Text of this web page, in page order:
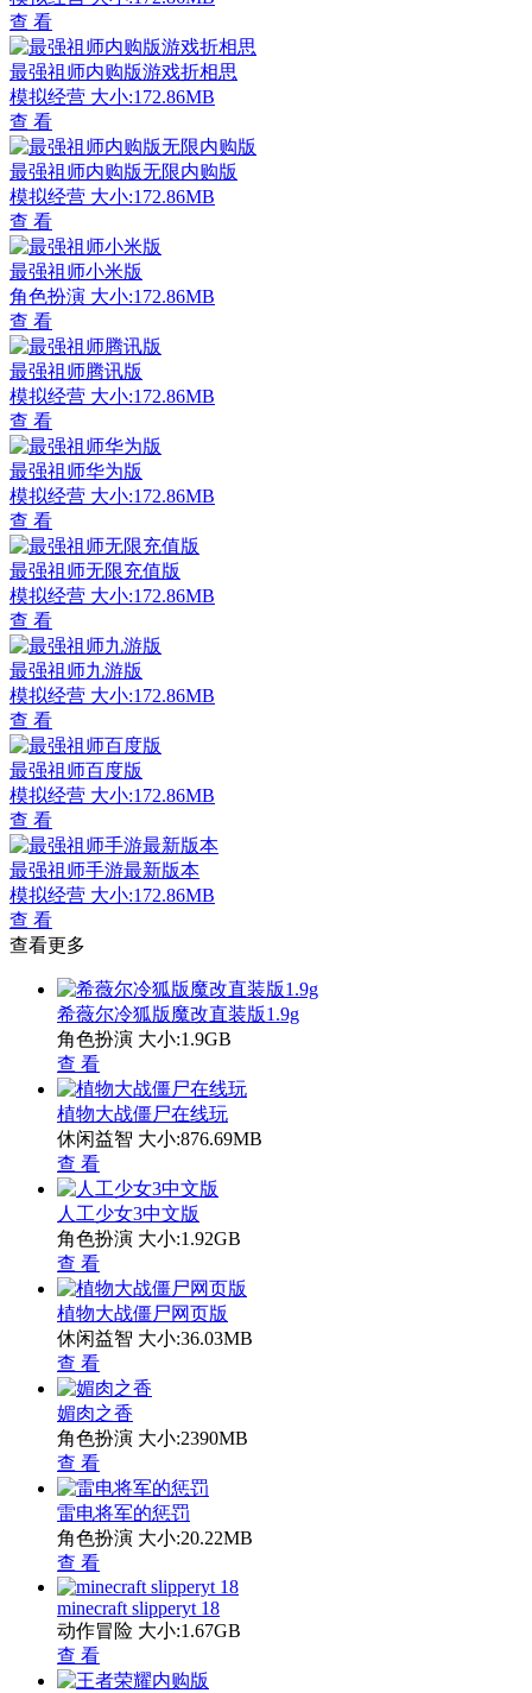
查 看
最强祖师内购版游戏折相思
模拟经营 大小:172.86MB
查 看
最强祖师内购版无限内购版
模拟经营 大小:172.86MB
查 看
最强祖师小米版
角色扮演 大小:172.86MB
查 看
最强祖师腾讯版
模拟经营 大小:172.86MB
查 看
最强祖师华为版
模拟经营 大小:172.86MB
查 看
最强祖师无限充值版
模拟经营 大小:172.86MB
查 看
最强祖师九游版
模拟经营 大小:172.86MB
查 看
最强祖师百度版
模拟经营 大小:172.86MB
查 看
最强祖师手游最新版本
模拟经营 大小:172.86MB
查 看
查看更多
希薇尔冷狐版魔改直装版1.9g
角色扮演 大小:1.9GB
查 看
植物大战僵尸在线玩
休闲益智 大小:876.69MB
查 看
人工少女3中文版
角色扮演 大小:1.92GB
查 看
植物大战僵尸网页版
休闲益智 大小:36.03MB
查 看
媚肉之香
角色扮演 大小:2390MB
查 看
雷电将军的惩罚
角色扮演 大小:20.22MB
查 看
minecraft slipperyt 18
动作冒险 大小:1.67GB
查 看